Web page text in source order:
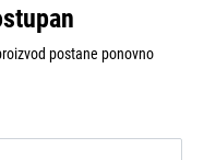
postane ponovno